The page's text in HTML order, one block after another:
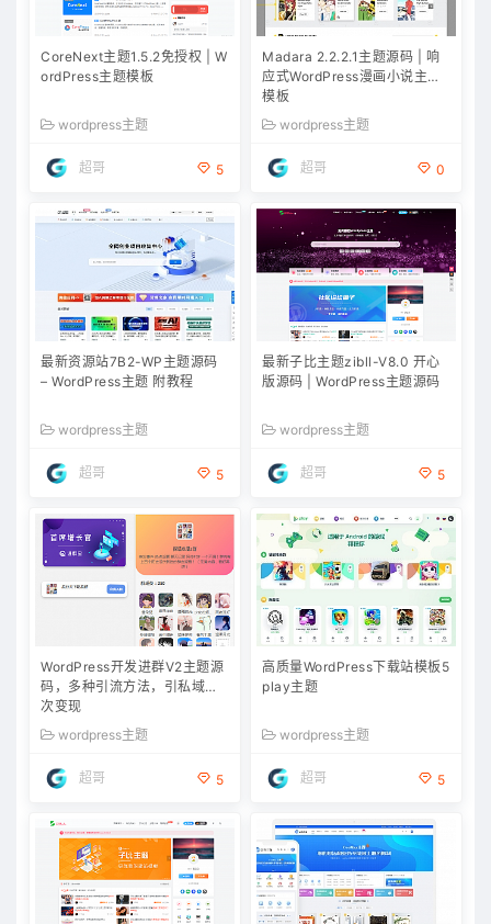
CoreNext主题1.5.2免授权 | W
ordPress主题模板
wordpress主题
超哥 5
Madara 2.2.2.1主题源码 | 响
应式WordPress漫画小说主题
模板
wordpress主题
超哥 0
最新资源站7B2-WP主题源码
– WordPress主题 附教程
wordpress主题
超哥 5
最新子比主题zibll-V8.0 开心
版源码 | WordPress主题源码
wordpress主题
超哥 5
WordPress开发进群V2主题源
码，多种引流方法，引私域二
次变现
wordpress主题
超哥 5
高质量WordPress下载站模板5
play主题
wordpress主题
超哥 5